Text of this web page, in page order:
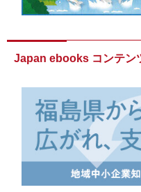
Japan ebooks コンテン